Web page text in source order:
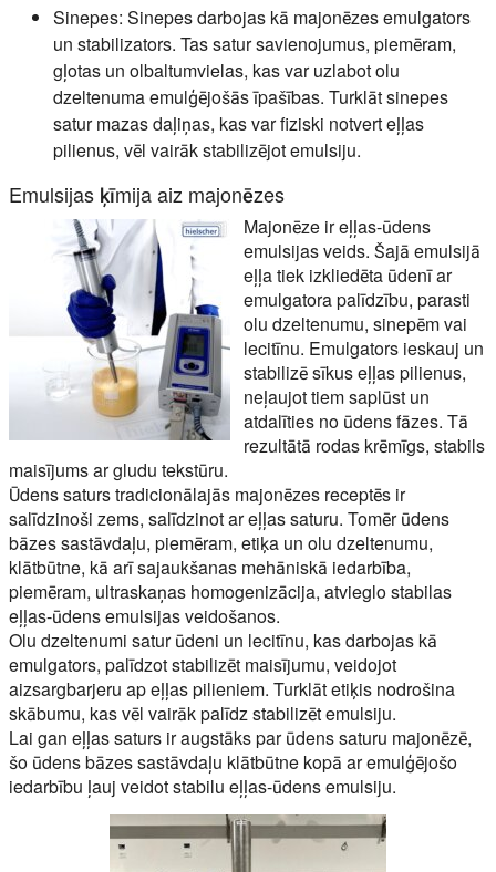
Sinepes: Sinepes darbojas kā majonēzes emulgators
un stabilizators. Tas satur savienojumus, piemēram,
gļotas un olbaltumvielas, kas var uzlabot olu
dzeltenuma emulģējošās īpašības. Turklāt sinepes
satur mazas daļiņas, kas var fiziski notvert eļļas
pilienus, vēl vairāk stabilizējot emulsiju.
Emulsijas ķīmija aiz majonēzes
Majonēze ir eļļas-ūdens
emulsijas veids. Šajā emulsijā
eļļa tiek izkliedēta ūdenī ar
emulgatora palīdzību, parasti
olu dzeltenumu, sinepēm vai
lecitīnu. Emulgators ieskauj un
stabilizē sīkus eļļas pilienus,
neļaujot tiem saplūst un
atdalīties no ūdens fāzes. Tā
rezultātā rodas krēmīgs, stabils
maisījums ar gludu tekstūru.
Ūdens saturs tradicionālajās majonēzes receptēs ir
salīdzinoši zems, salīdzinot ar eļļas saturu. Tomēr ūdens
bāzes sastāvdaļu, piemēram, etiķa un olu dzeltenumu,
klātbūtne, kā arī sajaukšanas mehāniskā iedarbība,
piemēram, ultraskaņas homogenizācija, atvieglo stabilas
eļļas-ūdens emulsijas veidošanos.
Olu dzeltenumi satur ūdeni un lecitīnu, kas darbojas kā
emulgators, palīdzot stabilizēt maisījumu, veidojot
aizsargbarjeru ap eļļas pilieniem. Turklāt etiķis nodrošina
skābumu, kas vēl vairāk palīdz stabilizēt emulsiju.
Lai gan eļļas saturs ir augstāks par ūdens saturu majonēzē,
šo ūdens bāzes sastāvdaļu klātbūtne kopā ar emulģējošo
iedarbību ļauj veidot stabilu eļļas-ūdens emulsiju.